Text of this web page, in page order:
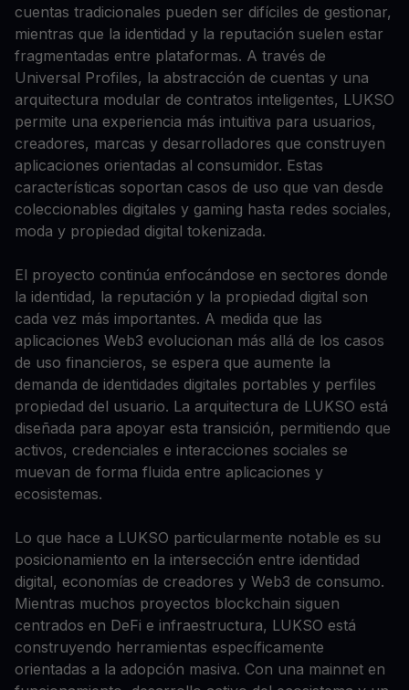
cuentas tradicionales pueden ser difíciles de gestionar,
mientras que la identidad y la reputación suelen estar
fragmentadas entre plataformas. A través de
Universal Profiles, la abstracción de cuentas y una
arquitectura modular de contratos inteligentes, LUKSO
permite una experiencia más intuitiva para usuarios,
creadores, marcas y desarrolladores que construyen
aplicaciones orientadas al consumidor. Estas
características soportan casos de uso que van desde
coleccionables digitales y gaming hasta redes sociales,
moda y propiedad digital tokenizada.
El proyecto continúa enfocándose en sectores donde
la identidad, la reputación y la propiedad digital son
cada vez más importantes. A medida que las
aplicaciones Web3 evolucionan más allá de los casos
de uso financieros, se espera que aumente la
demanda de identidades digitales portables y perfiles
propiedad del usuario. La arquitectura de LUKSO está
diseñada para apoyar esta transición, permitiendo que
activos, credenciales e interacciones sociales se
muevan de forma fluida entre aplicaciones y
ecosistemas.
Lo que hace a LUKSO particularmente notable es su
posicionamiento en la intersección entre identidad
digital, economías de creadores y Web3 de consumo.
Mientras muchos proyectos blockchain siguen
centrados en DeFi e infraestructura, LUKSO está
construyendo herramientas específicamente
orientadas a la adopción masiva. Con una mainnet en